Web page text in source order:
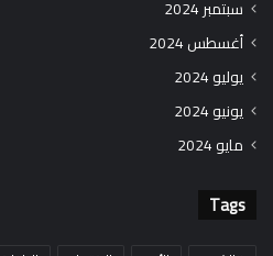
سبتمبر 2024
أغسطس 2024
يوليو 2024
يونيو 2024
مايو 2024
Tags